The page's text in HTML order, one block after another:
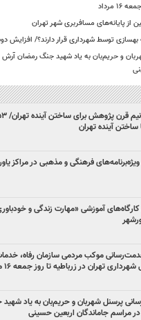
مرداد
توسط شهرداری قرار دارند؟/ افزایش
و حریم‌بان به یاد شهید جنگ رمضان
ساختن آینده تهران
ویژه‌برنامه‌های فرهنگی و مذهبی در مراکز
کارگاه‌های آموزشی «مهارت زندگی و
موکب مردمی سازمان رفاه،
تهران در زرباطیه تا روز جمعه ۱۶ مرداد
پرسنل شهربان و حریم‌بان به یاد
مراسم جاماندگان اربعین حسینی